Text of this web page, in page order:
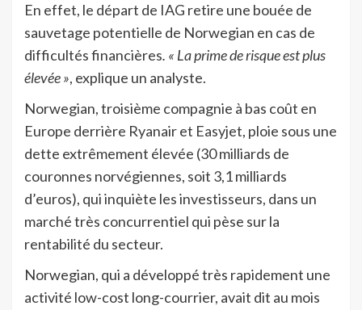
En effet, le départ de IAG retire une bouée de
sauvetage potentielle de Norwegian en cas de
difficultés financières. « La prime de risque est plus
élevée », explique un analyste.
Norwegian, troisième compagnie à bas coût en
Europe derrière Ryanair et Easyjet, ploie sous une
dette extrêmement élevée (30 milliards de
couronnes norvégiennes, soit 3,1 milliards
d’euros), qui inquiète les investisseurs, dans un
marché très concurrentiel qui pèse sur la
rentabilité du secteur.
Norwegian, qui a développé très rapidement une
activité low-cost long-courrier, avait dit au mois